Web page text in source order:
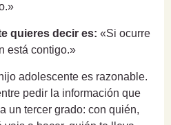
quieres decir es: «Si ocurre
está contigo.»
adolescente es razonable.
pedir la información que
un tercer grado: con quién,